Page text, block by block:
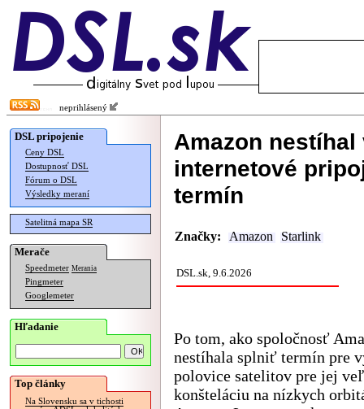
neprihlásený
DSL pripojenie
Ceny DSL
Dostupnosť DSL
Fórum o DSL
Výsledky meraní
Satelitná mapa SR
Merače
Speedmeter Merania
Pingmeter
Googlemeter
Hľadanie
Top články
Na Slovensku sa v tichosti
Amazon
internetové
termín
Značky: Amazon Starlink
DSL.sk, 9.6.2026
Po tom, ako spoločnosť
nestíhala splniť termín pre
polovice satelitov pre jej
konšteláciu na nízkych